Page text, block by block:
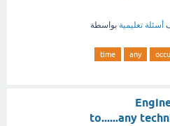
أسئلة تعليمية بواسطة
any
time
to......any